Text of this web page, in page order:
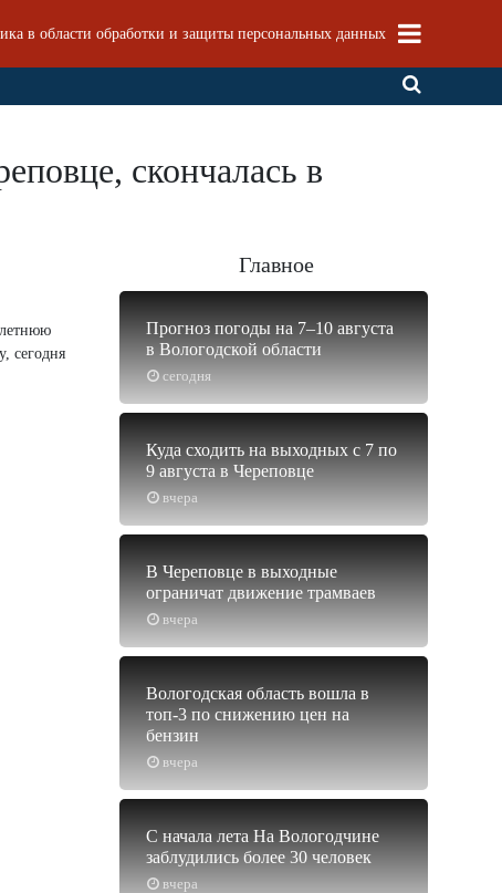
в области обработки и защиты персональных данных
скончалась в
летнюю
сегодня
Главное
сегодня
Прогноз погоды на 7–10 августа
в Вологодской области
вчера
Куда сходить на выходных с 7 по
9 августа в Череповце
вчера
В Череповце в выходные
ограничат движение трамваев
вчера
Вологодская область вошла в
топ-3 по снижению цен на
бензин
вчера
С начала лета На Вологодчине
заблудились более 30 человек